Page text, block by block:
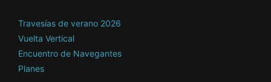
Travesías de verano 2026
Vuelta Vertical
Encuentro de Navegantes
Planes